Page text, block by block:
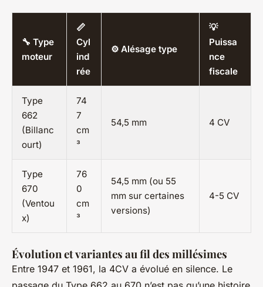
🔧 Type
moteur
📏
Cyl
ind
rée
⚙️ Alésage type
💡
Puissa
nce
fiscale
Type
662
(Billanc
ourt)
74
7
cm
³
54,5 mm 4 CV
Type
670
(Ventou
x)
76
0
cm
³
54,5 mm (ou 55
mm sur certaines
versions)
4-5 CV
Évolution et variantes au fil des millésimes
Entre 1947 et 1961, la 4CV a évolué en silence. Le